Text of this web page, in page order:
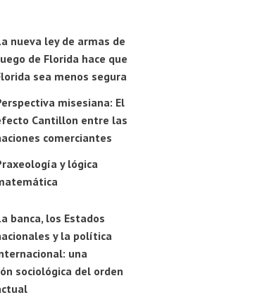
nueva ley de armas de
de Florida hace que
sea menos segura
misesiana: El
Cantillon entre las
comerciantes
y lógica
banca, los Estados
y la política
una
sociológica del orden